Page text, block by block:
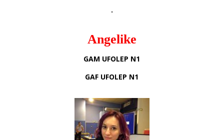
.
Angelike
GAM UFOLEP N1
GAF UFOLEP N1